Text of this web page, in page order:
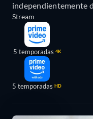
independientemente
Stream
5 temporadas 4K
5 temporadas HD